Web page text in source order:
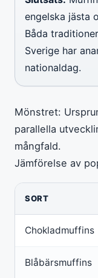
engelska jästa
Båda
Sverige har
nationaldag.
Mönstret:
parallella
mångfald.
Jämförelse av
Jämförelse av
SORT
Chokladmuffins
Blåbärsmuffins